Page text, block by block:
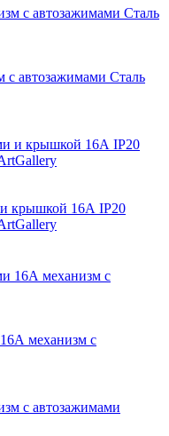
с автозажимами Сталь
и крышкой 16А IP20
механизм с